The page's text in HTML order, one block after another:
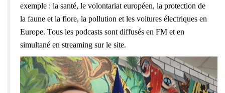
exemple : la santé, le volontariat européen, la protection de
la faune et la flore, la pollution et les voitures électriques en
Europe. Tous les podcasts sont diffusés en FM et en
simultané en streaming sur le site.